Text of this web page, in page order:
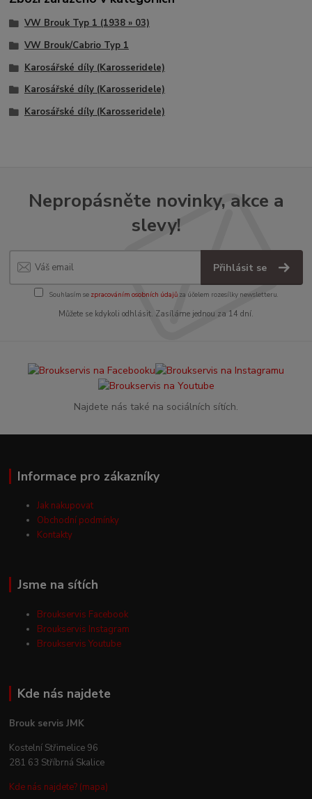
VW Brouk Typ 1 (1938 » 03)
VW Brouk/Cabrio Typ 1
Karosářské díly (Karosseridele)
Karosářské díly (Karosseridele)
Karosářské díly (Karosseridele)
Nepropásněte novinky, akce a
slevy!
Přihlásit se
Souhlasím se zpracováním osobních údajůza účelem rozesílky newsletteru.
Můžete se kdykoli odhlásit. Zasíláme jednou za 14 dní.
Najdete nás také na sociálních sítích.
Informace pro zákazníky
Jak nakupovat
Obchodní podmínky
Kontakty
Jsme na sítích
Broukservis Facebook
Broukservis Instagram
Broukservis Youtube
Kde nás najdete
Brouk servis JMK
Kostelní Střimelice 96
281 63 Stříbrná Skalice
Kde nás najdete? (mapa)